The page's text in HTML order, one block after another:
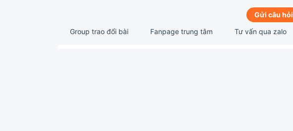
Gửi câu hỏi
Group trao đổi bài
Fanpage trung tâm Tư vấn qua zalo